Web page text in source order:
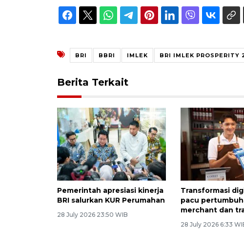
BRI BBRI IMLEK BRI IMLEK PROSPERITY
Berita Terkait
Pemerintah apresiasi kinerja
BRI salurkan KUR Perumahan
28 July 2026 23:50 WIB
Transformasi
pacu
merchant dan
28 July 2026 6:33